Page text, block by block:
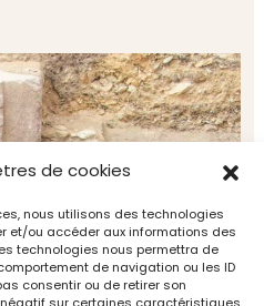
de cookies
nous utilisons des technologies
et/ou accéder aux informations des
technologies nous permettra de
de navigation ou les ID
consentir ou de retirer son